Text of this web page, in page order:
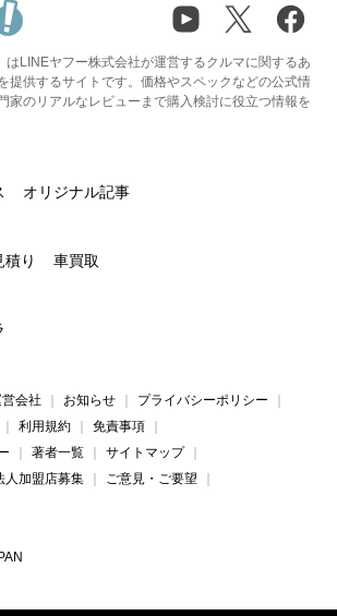
はLINEヤフー株式会社が運営するクルマに関するあ
提供するサイトです。価格やスペックなどの公式情
家のリアルなレビューまで購入検討に役立つ情報を
オリジナル記事
積り 車買取
会社 お知らせ
プライバシーポリシー
利用規約
免責事項
著者一覧
サイトマップ
人加盟店募集
ご意見・ご要望